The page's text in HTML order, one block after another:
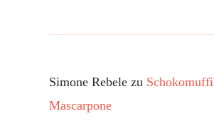
Simone Rebele zu
Mascarpone